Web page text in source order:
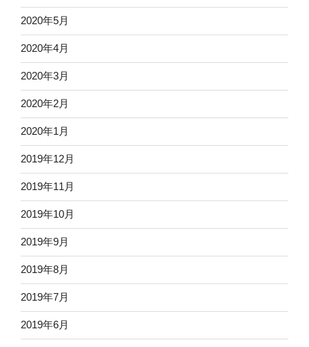
2020年5月
2020年4月
2020年3月
2020年2月
2020年1月
2019年12月
2019年11月
2019年10月
2019年9月
2019年8月
2019年7月
2019年6月